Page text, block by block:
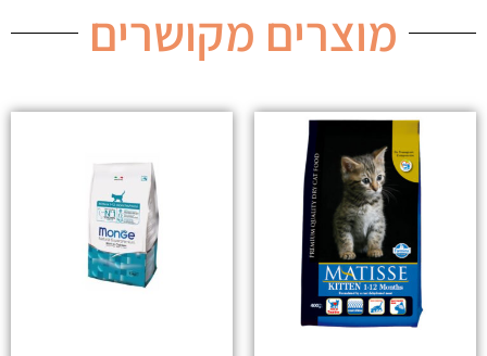
מוצרים מקושרים